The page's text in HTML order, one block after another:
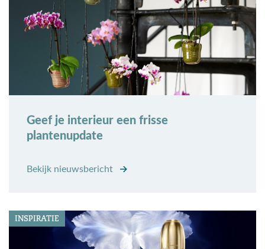
Geef je interieur een frisse
plantenupdate
Bekijk nieuwsbericht
INSPIRATIE